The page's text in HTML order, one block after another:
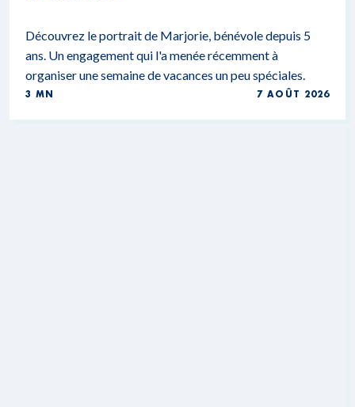
Découvrez le portrait de Marjorie, bénévole depuis 5
ans. Un engagement qui l'a menée récemment à
organiser une semaine de vacances un peu spéciales.
3 MN 7 AOÛT 2026